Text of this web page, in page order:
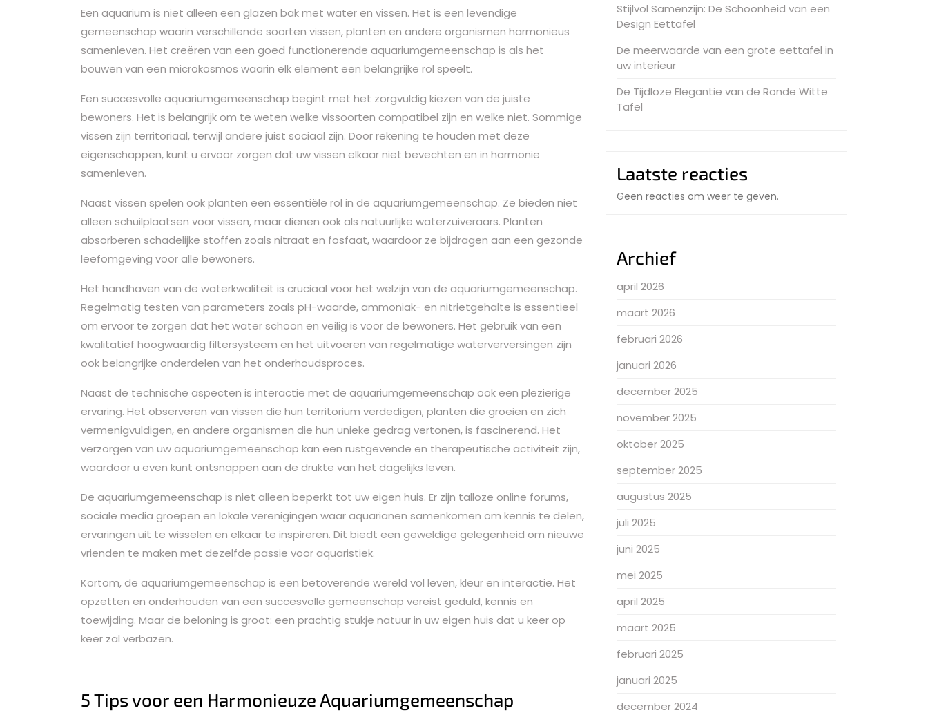
Een aquarium is niet alleen een glazen bak met water en vissen. Het is een levendige
gemeenschap waarin verschillende soorten vissen, planten en andere organismen harmonieus
samenleven. Het creëren van een goed functionerende aquariumgemeenschap is als het
bouwen van een microkosmos waarin elk element een belangrijke rol speelt.
Een succesvolle aquariumgemeenschap begint met het zorgvuldig kiezen van de juiste
bewoners. Het is belangrijk om te weten welke vissoorten compatibel zijn en welke niet. Sommige
vissen zijn territoriaal, terwijl andere juist sociaal zijn. Door rekening te houden met deze
eigenschappen, kunt u ervoor zorgen dat uw vissen elkaar niet bevechten en in harmonie
samenleven.
Naast vissen spelen ook planten een essentiële rol in de aquariumgemeenschap. Ze bieden niet
alleen schuilplaatsen voor vissen, maar dienen ook als natuurlijke waterzuiveraars. Planten
absorberen schadelijke stoffen zoals nitraat en fosfaat, waardoor ze bijdragen aan een gezonde
leefomgeving voor alle bewoners.
Het handhaven van de waterkwaliteit is cruciaal voor het welzijn van de aquariumgemeenschap.
Regelmatig testen van parameters zoals pH-waarde, ammoniak- en nitrietgehalte is essentieel
om ervoor te zorgen dat het water schoon en veilig is voor de bewoners. Het gebruik van een
kwalitatief hoogwaardig filtersysteem en het uitvoeren van regelmatige waterverversingen zijn
ook belangrijke onderdelen van het onderhoudsproces.
Naast de technische aspecten is interactie met de aquariumgemeenschap ook een plezierige
ervaring. Het observeren van vissen die hun territorium verdedigen, planten die groeien en zich
vermenigvuldigen, en andere organismen die hun unieke gedrag vertonen, is fascinerend. Het
verzorgen van uw aquariumgemeenschap kan een rustgevende en therapeutische activiteit zijn,
waardoor u even kunt ontsnappen aan de drukte van het dagelijks leven.
De aquariumgemeenschap is niet alleen beperkt tot uw eigen huis. Er zijn talloze online forums,
sociale media groepen en lokale verenigingen waar aquarianen samenkomen om kennis te delen,
ervaringen uit te wisselen en elkaar te inspireren. Dit biedt een geweldige gelegenheid om nieuwe
vrienden te maken met dezelfde passie voor aquaristiek.
Kortom, de aquariumgemeenschap is een betoverende wereld vol leven, kleur en interactie. Het
opzetten en onderhouden van een succesvolle gemeenschap vereist geduld, kennis en
toewijding. Maar de beloning is groot: een prachtig stukje natuur in uw eigen huis dat u keer op
keer zal verbazen.
5 Tips voor een Harmonieuze Aquariumgemeenschap
Stijlvol Samenzijn: De Schoonheid van een
Design Eettafel
De meerwaarde van een grote eettafel in
uw interieur
De Tijdloze Elegantie van de Ronde Witte
Tafel
Laatste reacties
Geen reacties om weer te geven.
Archief
april 2026
maart 2026
februari 2026
januari 2026
december 2025
november 2025
oktober 2025
september 2025
augustus 2025
juli 2025
juni 2025
mei 2025
april 2025
maart 2025
februari 2025
januari 2025
december 2024